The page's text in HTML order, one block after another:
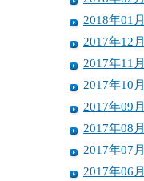
2018年01月
2017年12月
2017年11月
2017年10月
2017年09月
2017年08月
2017年07月
2017年06月